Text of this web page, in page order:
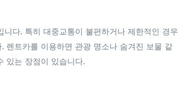
다. 특히 대중교통이 불편하거나 제한적인 경우
렌트카를 이용하면 관광 명소나 숨겨진 보물 같
있는 장점이 있습니다.